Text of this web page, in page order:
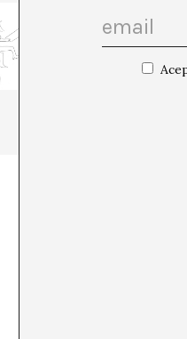
comunicación y la
transversalidad. El
esta consciencia
para hablar y